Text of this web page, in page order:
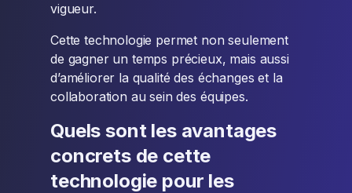
vigueur.
Cette technologie permet non seulement
de gagner un temps précieux, mais aussi
d’améliorer la qualité des échanges et la
collaboration au sein des équipes.
Quels sont les avantages
concrets de cette
technologie pour les